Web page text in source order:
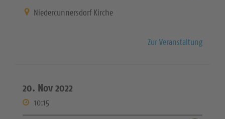
Niedercunnersdorf Kirche
Zur Veranstaltung
20. Nov 2022
10:15